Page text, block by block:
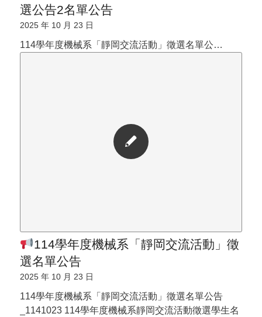
選公告2名單公告
2025 年 10 月 23 日
114學年度機械系「靜岡交流活動」徵選名單公…
114學年度機械系「靜岡交流活動」徵
選名單公告
2025 年 10 月 23 日
114學年度機械系「靜岡交流活動」徵選名單公告
_1141023 114學年度機械系靜岡交流活動徵選學生名